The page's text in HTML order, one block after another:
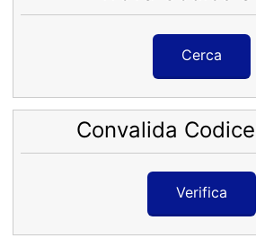
Cerca
Convalida
Verifica